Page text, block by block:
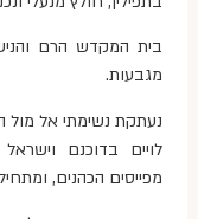
בית המקדש הרם
מגבעות.
נעתקת נשימתי אל
לויים בדוכנם
מפייסים הכהנים,